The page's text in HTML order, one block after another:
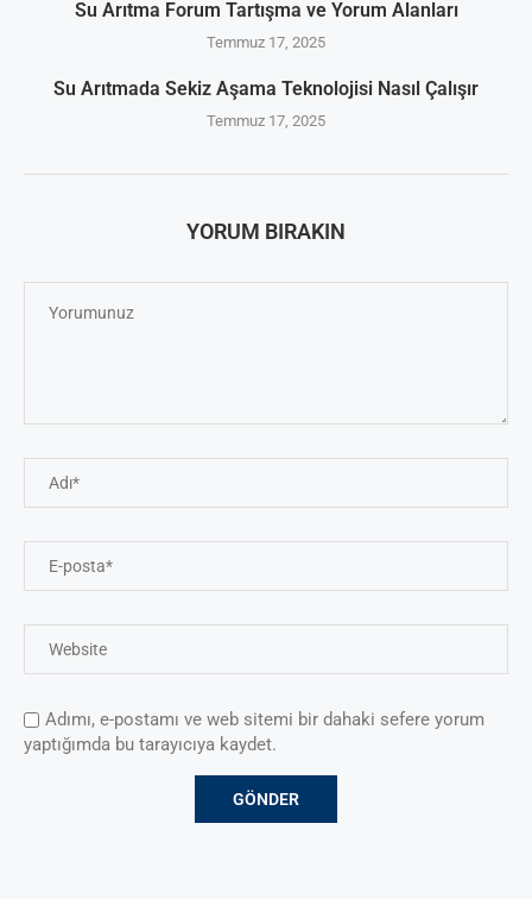
Su Arıtma Forum Tartışma ve Yorum Alanları
Temmuz 17, 2025
Su Arıtmada Sekiz Aşama Teknolojisi Nasıl Çalışır
Temmuz 17, 2025
YORUM BIRAKIN
Adımı, e-postamı ve web sitemi bir dahaki sefere yorum
yaptığımda bu tarayıcıya kaydet.